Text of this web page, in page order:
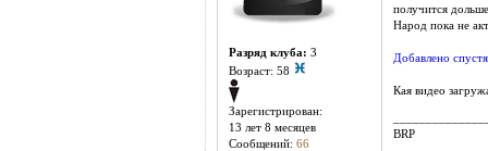
Разряд клуба: 3
Возраст: 58
Зарегистрирован:
13 лет 8 месяцев
Сообщений: 66
получится
Народ пока не
Добавлено
Кая видео
BRP